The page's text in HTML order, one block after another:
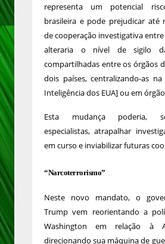
representa um potencial
brasileira e pode prejudicar até
de cooperação investigativa entre
alteraria o nível de sigilo
compartilhadas entre os órgãos
dois países, centralizando-as
Inteligência dos EUA] ou em
Esta mudança poderia,
especialistas, atrapalhar
em curso e inviabilizar futuras
“Narcoterrorismo”
Neste novo mandato, o
Trump vem reorientando a
Washington em relação à
direcionando sua máquina de